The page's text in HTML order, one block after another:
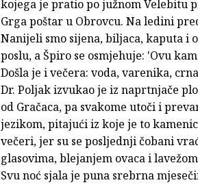
kojega je pratio po južnom Velebitu
Grga poštar u Obrovcu. Na ledini
Nanijeli smo sijena, biljaca, kaputa i
poslu, a Špiro se osmjehuje: 'Ovu
Došla je i večera: voda, varenika,
Dr. Poljak izvukao je iz naprtnjače
od Gračaca, pa svakome utoči i
jezikom, pitajući iz koje je to
večeri, jer su se posljednji čobani
glasovima, blejanjem ovaca i
Svu noć sjala je puna srebrna